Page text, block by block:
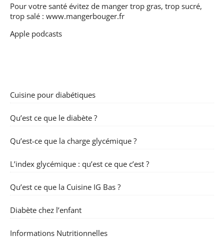
Pour votre santé évitez de manger trop gras, trop sucré,
trop salé : www.mangerbouger.fr
Apple podcasts
Cuisine pour diabétiques
Qu’est ce que le diabète ?
Qu’est-ce que la charge glycémique ?
L’index glycémique : qu’est ce que c’est ?
Qu’est ce que la Cuisine IG Bas ?
Diabète chez l’enfant
Informations Nutritionnelles